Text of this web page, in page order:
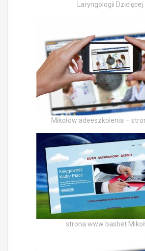
Laryngologii Dzicięcej
Mikołów adeeszkolenia –
strona www basbet